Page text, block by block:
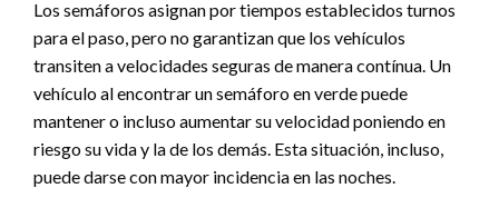
Los semáforos asignan por tiempos establecidos turnos
para el paso, pero no garantizan que los vehículos
transiten a velocidades seguras de manera contínua. Un
vehículo al encontrar un semáforo en verde puede
mantener o incluso aumentar su velocidad poniendo en
riesgo su vida y la de los demás. Esta situación, incluso,
puede darse con mayor incidencia en las noches.